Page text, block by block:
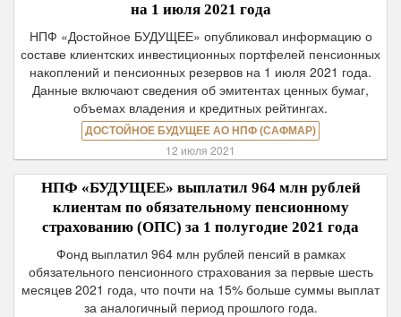
на 1 июля 2021 года
НПФ «Достойное БУДУЩЕЕ» опубликовал информацию о
составе клиентских инвестиционных портфелей пенсионных
накоплений и пенсионных резервов на 1 июля 2021 года.
Данные включают сведения об эмитентах ценных бумаг,
объемах владения и кредитных рейтингах.
ДОСТОЙНОЕ БУДУЩЕЕ АО НПФ (САФМАР)
12 июля 2021
НПФ «БУДУЩЕЕ» выплатил 964 млн рублей
клиентам по обязательному пенсионному
страхованию (ОПС) за 1 полугодие 2021 года
Фонд выплатил 964 млн рублей пенсий в рамках
обязательного пенсионного страхования за первые шесть
месяцев 2021 года, что почти на 15% больше суммы выплат
за аналогичный период прошлого года.